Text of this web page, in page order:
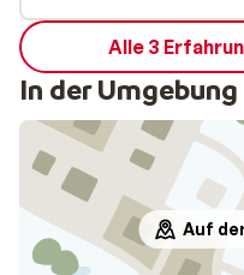
Alle 3
In der Umgebung
Auf